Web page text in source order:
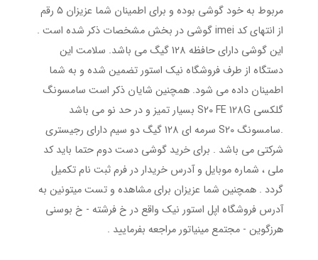
مربوط به خود گوشی بوده و برای اطمینان شما عزیزان ۵ رقم
از انتهای کد imei گوشی در بخش مشخصات ذکر شده است .
این گوشی دارای حافظه 128 گیگ می باشد. سلامت این
دستگاه از طرف فروشگاه نیک استور تضمین شده و به شما
اطمینان داده می شود. همچنین شایان ذکر است سامسونگ
گلکسی S20 FE 128G بسیار تمیز و در حد نو می باشد
.سامسونگ S20 سرمه ای 128 گیگ دو سیم دارای رجیستری
شرکتی می باشد . برای خرید گوشی دست دوم حتما باید کد
ملی ، شماره موبایل و آدرس خریدار در فرم ثبت نام تکمیل
گردد . همچنین شما عزیزان برای مشاهده و تست میتونین به
آدرس فروشگاه اپل استور نیک واقع در خ فرشته - خ بوسنی
هرزگوین - مجتمع مینیاتور مراجعه بفرمایید .